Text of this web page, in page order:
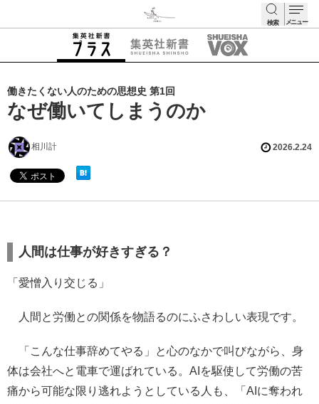
検索 メニュー
働きたくない人のための思想史 第1回
なぜ働いてしまうのか
相川計 2026.2.24
人間は仕事が好きすぎる？
「愛憎入り交じる」
人間と労働との関係を物語るのにふさわしい表現です。
「こんな仕事辞めてやる」と心のなかで叫びながら、身
体は会社へと電車で運ばれている。AIを駆使して労働の苦
痛から可能な限り逃れようとしている人も、「AIに奪われ